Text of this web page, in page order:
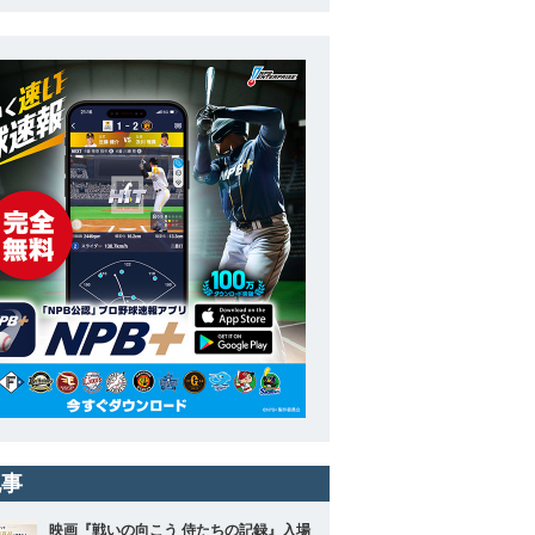
映画『戦いの向こう 侍たちの記録』入場